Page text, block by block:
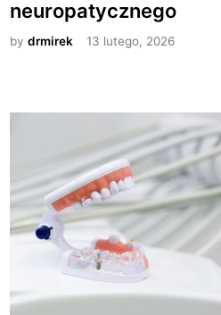
t
e
neuropatycznego
bydrmirek 13 lutego, 2026